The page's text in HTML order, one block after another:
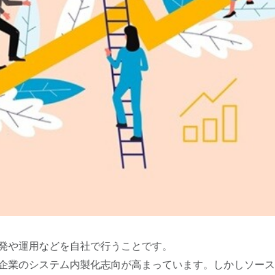
運用などを自社で行うことです。
業のシステム内製化志向が高まっています。しかしソー